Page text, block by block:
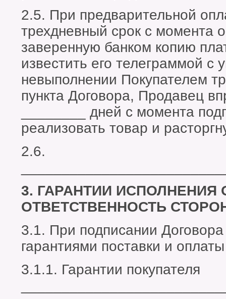
2.5. При предварительной
трехдневный срок с момента
заверенную банком копию
известить его телеграммой
невыполнении Покупателем
пункта Договора, Продавец
________ дней с момента
реализовать товар и
2.6.
3. ГАРАНТИИ ИСПОЛНЕНИЯ
ОТВЕТСТВЕННОСТЬ
3.1. При подписании
гарантиями поставки и
3.1.1. Гарантии покупателя